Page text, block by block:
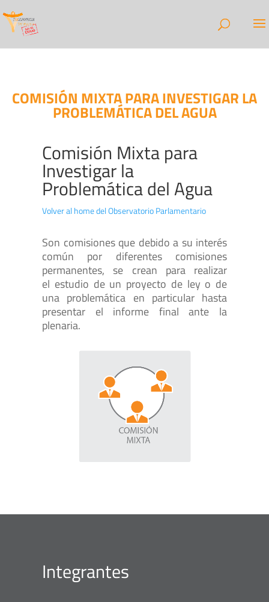
COMISIÓN MIXTA PARA INVESTIGAR LA
PROBLEMÁTICA DEL AGUA
Comisión Mixta para
Investigar la
Problemática del Agua
Volver al home del Observatorio Parlamentario
Son comisiones que debido a su interés
común por diferentes comisiones
permanentes, se crean para realizar
el estudio de un proyecto de ley o de
una problemática en particular hasta
presentar el informe final ante la
plenaria.
Integrantes